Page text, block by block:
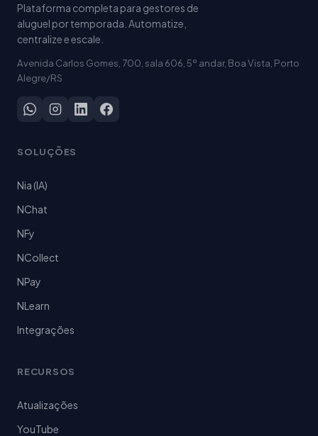
Plataforma completa para gestores de
aluguel por temporada. Automatize,
centralize e escale.
Avenida Carlos Gomes, 700, sala 606, 5º andar, Boa Vista, Porto
Alegre/RS
SOLUÇÕES
Nia (IA)
NChat
NFy
NCollect
NPay
NLearn
Integrações
RECURSOS
Atualizações
YouTube